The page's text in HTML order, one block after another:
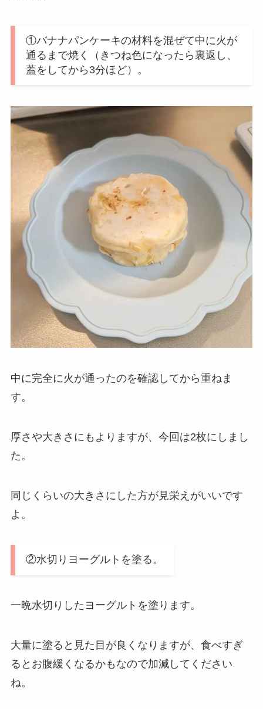
①バナナパンケーキの材料を混ぜて中に火が
通るまで焼く（きつね色になったら裏返し、
蓋をしてから3分ほど）。
中に完全に火が通ったのを確認してから重ねま
す。
厚さや大きさにもよりますが、今回は2枚にしまし
た。
同じくらいの大きさにした方が見栄えがいいです
よ。
②水切りヨーグルトを塗る。
一晩水切りしたヨーグルトを塗ります。
大量に塗ると見た目が良くなりますが、食べすぎ
るとお腹緩くなるかもなので加減してください
ね。